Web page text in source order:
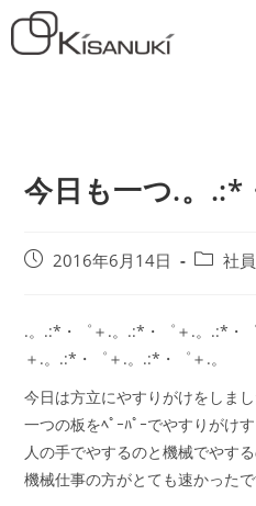
今日も一つ.。.:*
2016年6月14日 社
.。.:*・゜＋.。.:*・゜＋.。.:*・
＋.。.:*・゜＋.。.:*・゜＋.。
今日は方立にやすりがけをしま
一つの板をﾍﾟｰﾊﾟｰでやすりがけす
人の手でやするのと機械でやす
機械仕事の方がとても速かったで